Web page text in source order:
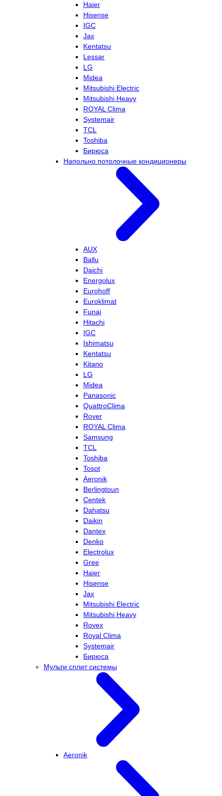
Haier
Hisense
IGC
Jax
Kentatsu
Lessar
LG
Midea
Mitsubishi Electric
Mitsubishi Heavy
ROYAL Clima
Systemair
TCL
Toshiba
Бирюса
Напольно потолочные кондиционеры
AUX
Ballu
Daichi
Energolux
Eurohoff
Euroklimat
Funai
Hitachi
IGC
Ishimatsu
Kentatsu
Kitano
LG
Midea
Panasonic
QuattroClima
Rover
ROYAL Clima
Samsung
TCL
Toshiba
Tosot
Aeronik
Berlingtoun
Centek
Dahatsu
Daikin
Dantex
Denko
Electrolux
Gree
Haier
Hisense
Jax
Mitsubishi Electric
Mitsubishi Heavy
Rovex
Royal Clima
Systemair
Бирюса
Мульти сплит системы
Aeronik